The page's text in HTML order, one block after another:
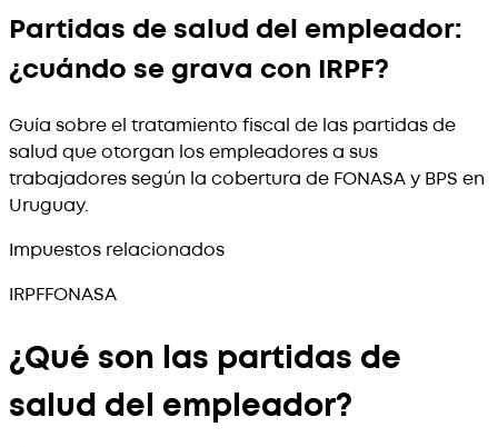
Partidas de salud del empleador:
¿cuándo se grava con IRPF?
Guía sobre el tratamiento fiscal de las partidas de
salud que otorgan los empleadores a sus
trabajadores según la cobertura de FONASA y BPS en
Uruguay.
Impuestos relacionados
IRPFFONASA
¿Qué son las partidas de
salud del empleador?